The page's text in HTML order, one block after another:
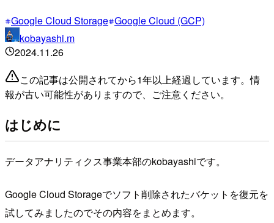
Google Cloud Storage Google Cloud (GCP)
kobayashi.m
2024.11.26
この記事は公開されてから1年以上経過しています。情
報が古い可能性がありますので、ご注意ください。
はじめに
データアナリティクス事業本部のkobayashiです。
Google Cloud Storageでソフト削除されたバケットを復元を
試してみましたのでその内容をまとめます。